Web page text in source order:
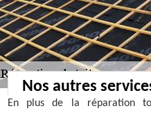
Nos autres
En plus de la réparation